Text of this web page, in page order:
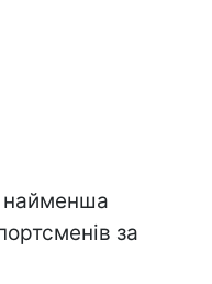
найменша
за